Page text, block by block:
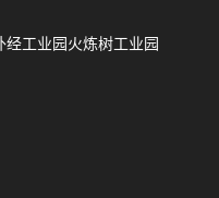
工业园火炼树工业园